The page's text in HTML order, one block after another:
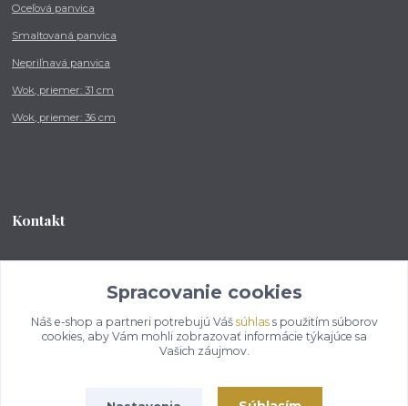
Oceľová panvica
Smaltovaná panvica
Nepriľnavá panvica
Wok, priemer: 31 cm
Wok, priemer: 36 cm
Kontakt
od 8:00 - do 16:00 hod
info@kotlikovesupravy.sk
Spracovanie cookies
Náš e-shop a partneri potrebujú Váš súhlass použitím súborov
cookies, aby Vám mohli zobrazovať informácie týkajúce sa
Vašich záujmov.